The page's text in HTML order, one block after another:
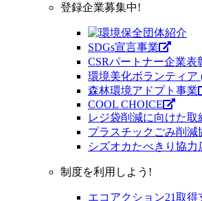
登録企業募集中!
SDGs宣言事業
CSRパートナー企業表
環境美化ボランティア
森林環境アドプト事業
COOL CHOICE
レジ袋削減に向けた取
プラスチックごみ削減
シズオカたべきり協力
制度を利用しよう!
エコアクション21取得